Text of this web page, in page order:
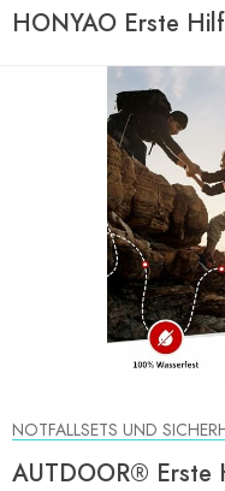
HONYAO Erste
NOTFALLSETS UND
AUTDOOR®